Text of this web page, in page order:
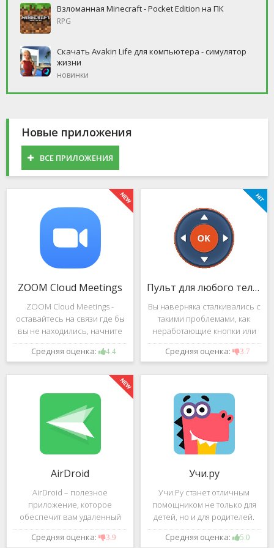
Взломанная Minecraft - Pocket Edition на ПК
RPG
Скачать Avakin Life для компьютера - симулятор
жизни
новинки
Новые приложения
ВСЕ ПРИЛОЖЕНИЯ
ZOOM Cloud Meetings
ZOOM Cloud Meetings -
оставайтесь на связи где бы
вы не находились, начните
свою или присоединитесь к
видеоконференции с
высококачественным
изображением. Столь
Средняя оценка: 4.4
Пульт для любого телевизора
Вы наверняка сталкивались с
такими проблемами, как
неработающие кнопки или
разряженные батарейки на
вашем пульте от
с помощью приложения
"Пульт для
Средняя оценка: 3.7
AirDroid
AirDroid – полезное
приложение, которое
обеспечит вам удаленный
доступ к вашему смартфону
или планшету при помощи
Средняя оценка: 3.9
Учи.ру
Учи.Ру станет отличным
помощником не только для
детей, но и для родителей.
Это приложение заточено
под изучение различного
Средняя оценка: 5.0